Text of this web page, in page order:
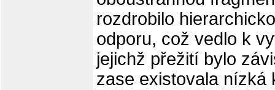
rozdrobilo
odporu, což vedlo k
jejichž přežití bylo
zase existovala nízká